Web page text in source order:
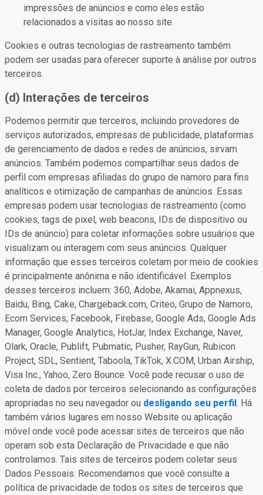
impressões de anúncios e como eles estão
relacionados a visitas ao nosso site.
Cookies e outras tecnologias de rastreamento também
podem ser usadas para oferecer suporte à análise por outros
terceiros.
(d) Interações de terceiros
Podemos permitir que terceiros, incluindo provedores de
serviços autorizados, empresas de publicidade, plataformas
de gerenciamento de dados e redes de anúncios, sirvam
anúncios. Também podemos compartilhar seus dados de
perfil com empresas afiliadas do grupo de namoro para fins
analíticos e otimização de campanhas de anúncios. Essas
empresas podem usar tecnologias de rastreamento (como
cookies, tags de pixel, web beacons, IDs de dispositivo ou
IDs de anúncio) para coletar informações sobre usuários que
visualizam ou interagem com seus anúncios. Qualquer
informação que esses terceiros coletam por meio de cookies
é principalmente anônima e não identificável. Exemplos
desses terceiros incluem: 360, Adobe, Akamai, Appnexus,
Baidu, Bing, Cake, Chargeback.com, Criteo, Grupo de Namoro,
Ecom Services, Facebook, Firebase, Google Ads, Google Ads
Manager, Google Analytics, HotJar, Index Exchange, Naver,
Olark, Oracle, Publift, Pubmatic, Pusher, RayGun, Rubicon
Project, SDL, Sentient, Taboola, TikTok, X.COM, Urban Airship,
Visa Inc., Yahoo, Zero Bounce. Você pode recusar o uso de
coleta de dados por terceiros selecionando as configurações
apropriadas no seu navegador ou desligando seu perfil. Há
também vários lugares em nosso Website ou aplicação
móvel onde você pode acessar sites de terceiros que não
operam sob esta Declaração de Privacidade e que não
controlamos. Tais sites de terceiros podem coletar seus
Dados Pessoais. Recomendamos que você consulte a
política de privacidade de todos os sites de terceiros que